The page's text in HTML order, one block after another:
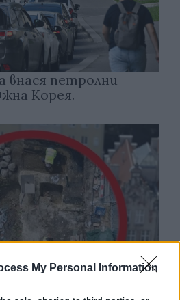
My Personal Information
внася петролни
Корея.